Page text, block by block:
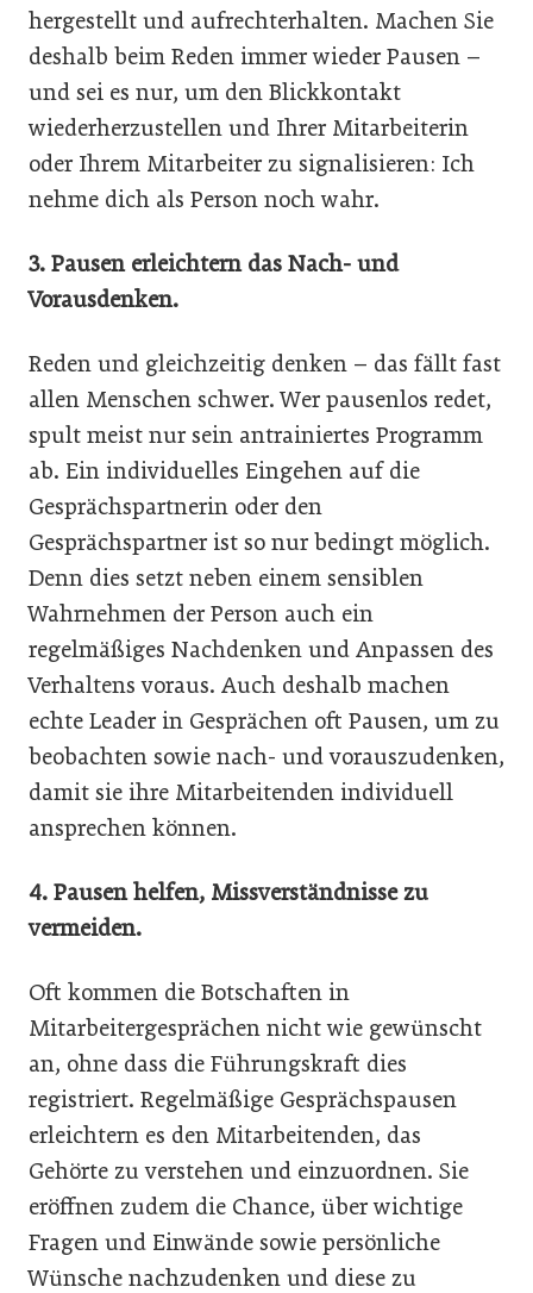
hergestellt und aufrechterhalten. Machen Sie
deshalb beim Reden immer wieder Pausen –
und sei es nur, um den Blickkontakt
wiederherzustellen und Ihrer Mitarbeiterin
oder Ihrem Mitarbeiter zu signalisieren: Ich
nehme dich als Person noch wahr.
3. Pausen erleichtern das Nach- und
Vorausdenken.
Reden und gleichzeitig denken – das fällt fast
allen Menschen schwer. Wer pausenlos redet,
spult meist nur sein antrainiertes Programm
ab. Ein individuelles Eingehen auf die
Gesprächspartnerin oder den
Gesprächspartner ist so nur bedingt möglich.
Denn dies setzt neben einem sensiblen
Wahrnehmen der Person auch ein
regelmäßiges Nachdenken und Anpassen des
Verhaltens voraus. Auch deshalb machen
echte Leader in Gesprächen oft Pausen, um zu
beobachten sowie nach- und vorauszudenken,
damit sie ihre Mitarbeitenden individuell
ansprechen können.
4. Pausen helfen, Missverständnisse zu
vermeiden.
Oft kommen die Botschaften in
Mitarbeitergesprächen nicht wie gewünscht
an, ohne dass die Führungskraft dies
registriert. Regelmäßige Gesprächspausen
erleichtern es den Mitarbeitenden, das
Gehörte zu verstehen und einzuordnen. Sie
eröffnen zudem die Chance, über wichtige
Fragen und Einwände sowie persönliche
Wünsche nachzudenken und diese zu